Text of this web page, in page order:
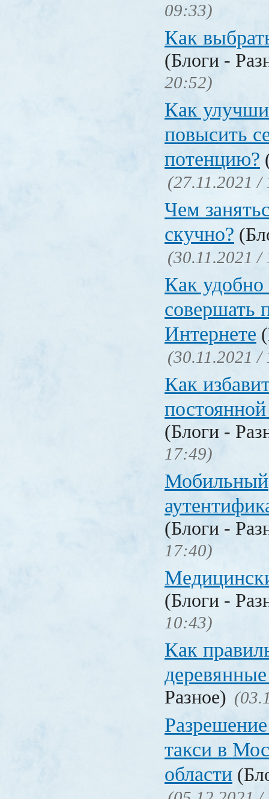
09:33)
Как
(Блоги -
20:52)
Как
повысить
потенцию?
(27.11.2021 /
Чем
скучно?
(30.11.2021 /
Как удобно
совершать
Интернете
(30.11.2021 /
Как
(Блоги -
17:49)
Мобильный
(Блоги -
17:40)
(Блоги -
10:43)
Как
Разное)
такси в
области